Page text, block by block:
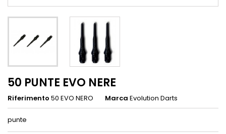
50 PUNTE EVO NERE
Riferimento 50 EVO NERO Marca Evolution Darts
punte